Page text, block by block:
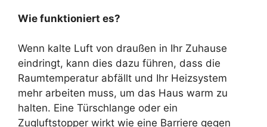
Wie funktioniert es?
Wenn kalte Luft von draußen in Ihr Zuhause
eindringt, kann dies dazu führen, dass die
Raumtemperatur abfällt und Ihr Heizsystem
mehr arbeiten muss, um das Haus warm zu
halten. Eine Türschlange oder ein
Zugluftstopper wirkt wie eine Barriere gegen